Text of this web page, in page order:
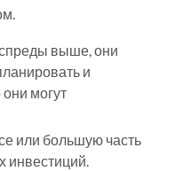
выше, они
и
они могут
или большую часть
инвестиций.